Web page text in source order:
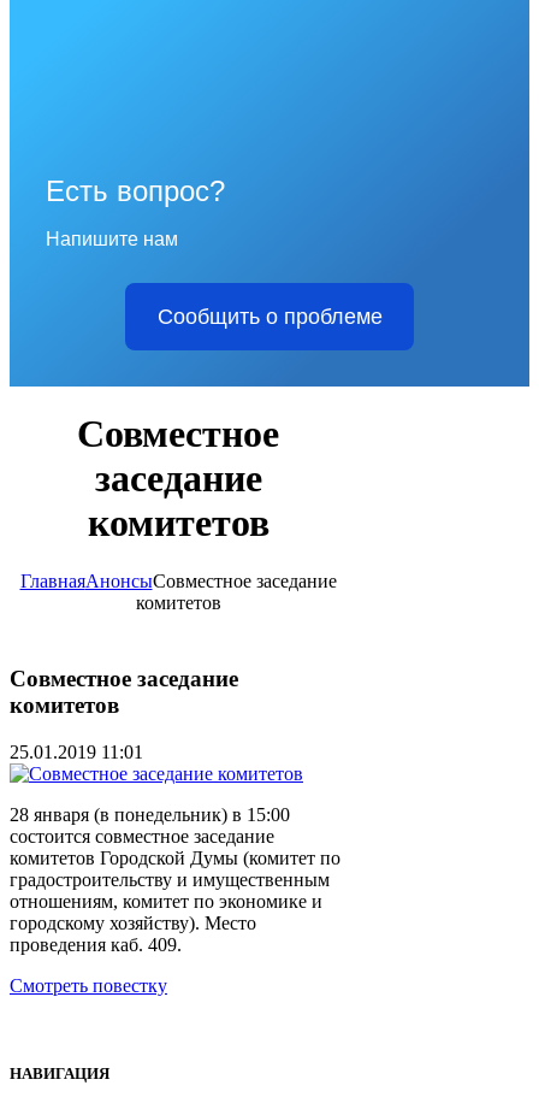
Есть вопрос?
Напишите нам
Сообщить о проблеме
Совместное
заседание
комитетов
ГлавнаяАнонсыСовместное заседание
комитетов
Совместное заседание
комитетов
25.01.2019 11:01
28 января (в понедельник) в 15:00
состоится совместное заседание
комитетов Городской Думы (комитет по
градостроительству и имущественным
отношениям, комитет по экономике и
городскому хозяйству). Место
проведения каб. 409.
Смотреть повестку
НАВИГАЦИЯ